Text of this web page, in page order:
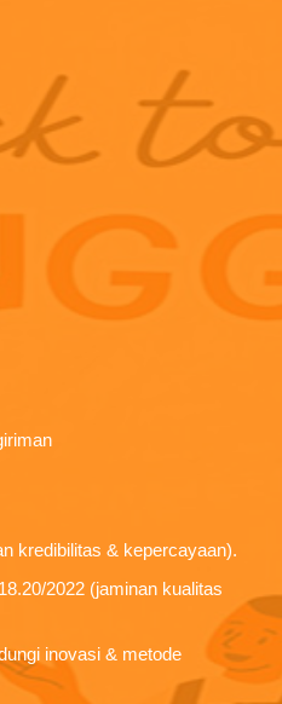
kredibilitas & kepercayaan).
2022 (jaminan kualitas
inovasi & metode